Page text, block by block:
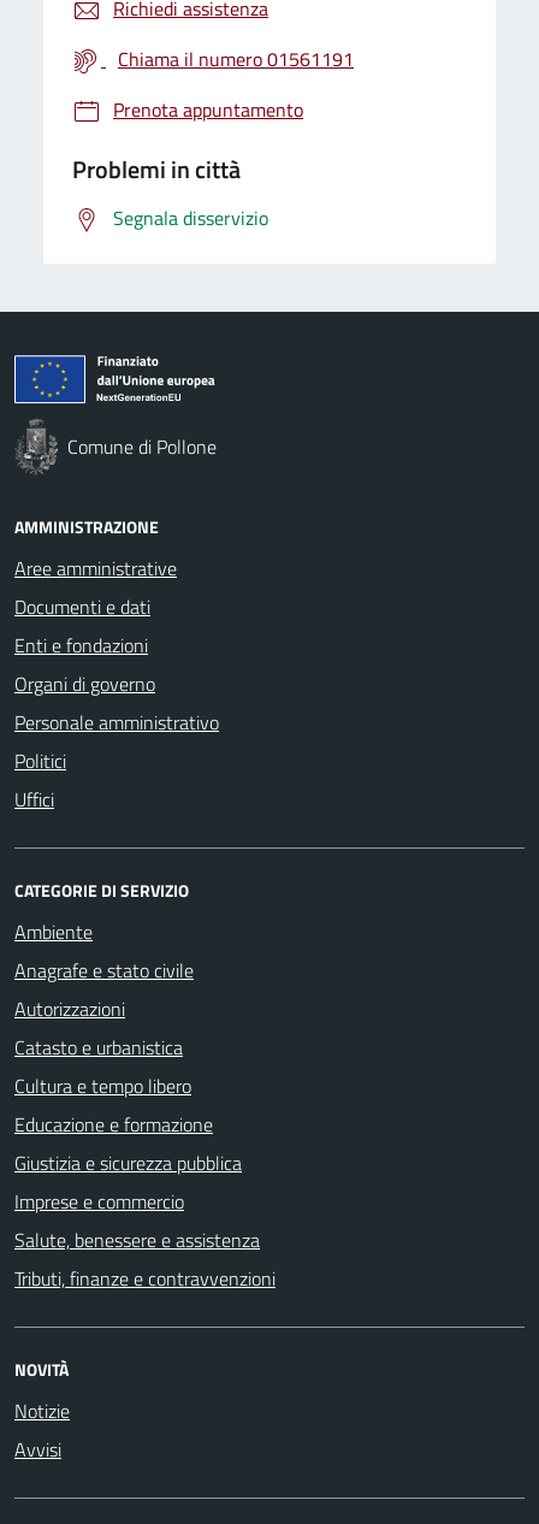
Richiedi assistenza
Chiama il numero 01561191
Prenota appuntamento
Problemi in città
Segnala disservizio
Comune di Pollone
AMMINISTRAZIONE
Aree amministrative
Documenti e dati
Enti e fondazioni
Organi di governo
Personale amministrativo
Politici
Uffici
CATEGORIE DI SERVIZIO
Ambiente
Anagrafe e stato civile
Autorizzazioni
Catasto e urbanistica
Cultura e tempo libero
Educazione e formazione
Giustizia e sicurezza pubblica
Imprese e commercio
Salute, benessere e assistenza
Tributi, finanze e contravvenzioni
NOVITÀ
Notizie
Avvisi